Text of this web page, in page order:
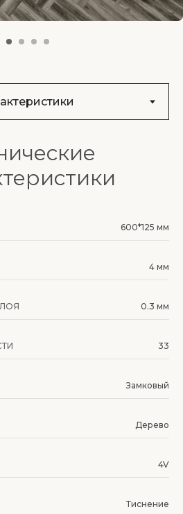
600*125 мм
4 мм
0.3 мм
33
Замковый
Дерево
4V
Тиснение